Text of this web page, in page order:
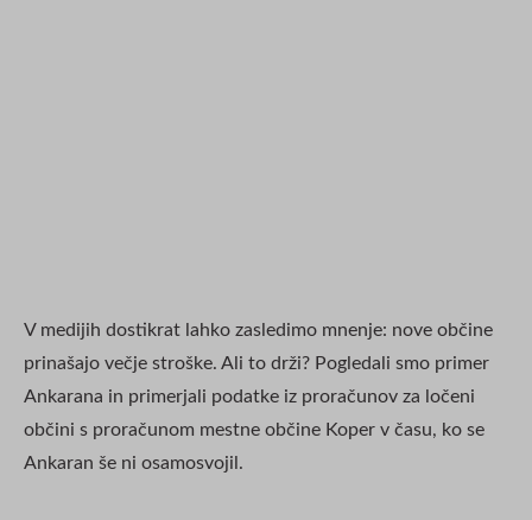
V medijih dostikrat lahko zasledimo mnenje: nove občine
prinašajo večje stroške. Ali to drži? Pogledali smo primer
Ankarana in primerjali podatke iz proračunov za ločeni
občini s proračunom mestne občine Koper v času, ko se
Ankaran še ni osamosvojil.